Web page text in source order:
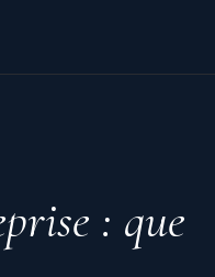
: que